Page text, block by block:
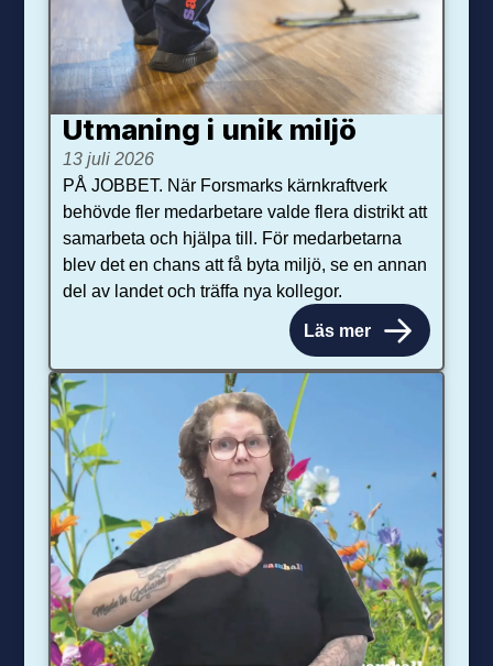
Utmaning i unik miljö
13 juli 2026
PÅ JOBBET. När Forsmarks kärnkraftverk
behövde fler medarbetare valde flera distrikt att
samarbeta och hjälpa till. För medarbetarna
blev det en chans att få byta miljö, se en annan
del av landet och träffa nya kollegor.
Läs mer